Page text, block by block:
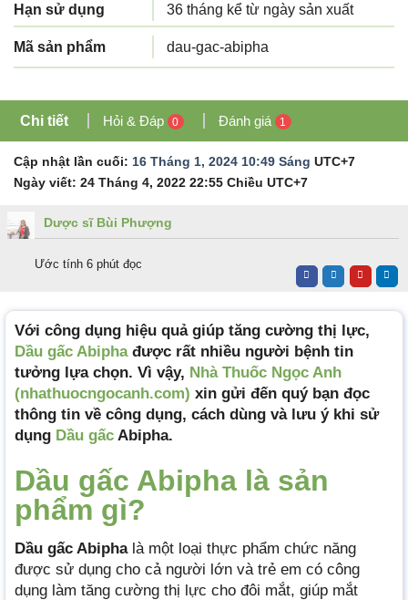
Hạn sử dụng 36 tháng kể từ ngày sản xuất
Mã sản phẩm dau-gac-abipha
Chi tiết Hỏi & Đáp 0 Đánh giá 1
Cập nhật lần cuối: 16 Tháng 1, 2024 10:49 Sáng UTC+7
Ngày viết: 24 Tháng 4, 2022 22:55 Chiều UTC+7
Dược sĩ Bùi Phượng
Ước tính 6 phút đọc
Với công dụng hiệu quả giúp tăng cường thị lực,
Dầu gấc Abiphađược rất nhiều người bệnh tin
tưởng lựa chọn. Vì vậy, Nhà Thuốc Ngọc Anh
(nhathuocngocanh.com) xin gửi đến quý bạn đọc
thông tin về công dụng, cách dùng và lưu ý khi sử
dụng Dầu gấc Abipha.
Dầu gấc Abipha là sản
phẩm gì?
Dầu gấc Abiphalà một loại thực phẩm chức năng
được sử dụng cho cả người lớn và trẻ em có công
dụng làm tăng cường thị lực cho đôi mắt, giúp mắt